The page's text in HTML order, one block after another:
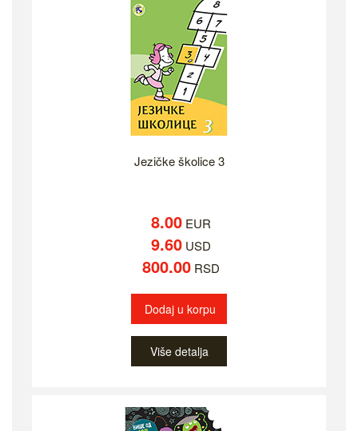
Jezičke školice 3
8.00 EUR
9.60 USD
800.00 RSD
Dodaj u korpu
Više detalja